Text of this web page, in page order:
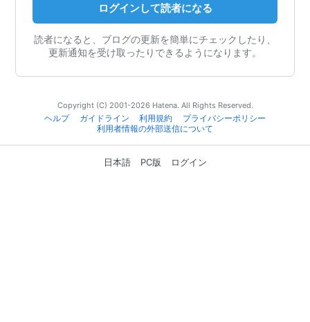
ログインして読者になる
読者になると、ブログの更新を簡単にチェックしたり、
更新通知を受け取ったりできるようになります。
Copyright (C) 2001-2026 Hatena. All Rights Reserved.
ヘルプ
ガイドライン 利用規約
プライバシーポリシー
利用者情報の外部送信について
日本語 PC版 ログイン